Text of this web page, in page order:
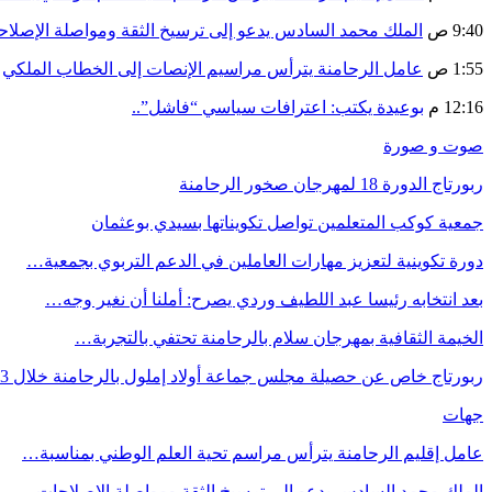
9:40 ص الملك محمد السادس يدعو إلى ترسيخ الثقة ومواصلة
1:55 ص عامل الرحامنة يترأس مراسيم الإنصات إلى الخطاب الملكي
12:16 م بوعيدة يكتب: اعترافات سياسي “فاشل”..
صوت و صورة
ربورتاج الدورة 18 لمهرجان صخور الرحامنة
جمعية كوكب المتعلمين تواصل تكويناتها بسيدي بوعثمان
دورة تكوينية لتعزيز مهارات العاملين في الدعم التربوي بجمعية…
بعد انتخابه رئيسا عبد اللطيف وردي يصرح: أملنا أن نغير وجه…
الخيمة الثقافية بمهرجان سلام بالرحامنة تحتفي بالتجربة…
ربورتاج خاص عن حصيلة مجلس جماعة أولاد إملول بالرحامنة خلال 3…
جهات
عامل إقليم الرحامنة يترأس مراسم تحية العلم الوطني بمناسبة…